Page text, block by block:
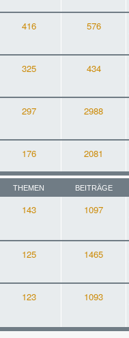
416 576
325 434
297 2988
176 2081
THEMEN BEITRÄGE
143 1097
125 1465
123 1093